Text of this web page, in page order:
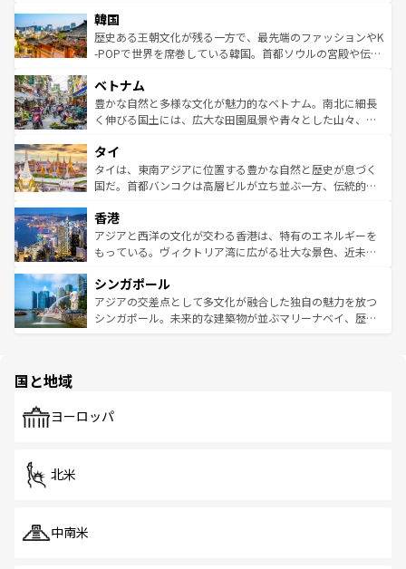
はコンテンツ一覧
いる。アクティビティも充実しており、サーフィンやダイ
ビング、ハイキングなど、アウトドア好きにはたまらな
い。オーストラリアの多彩な魅力を存分に味わいつくそ
参照してほしい。
ン）、静ひつな山岳地帯である台湾東部など、都市の喧騒
と山間の静けさが共存しており、訪れる人に新しい発見と
驚きをもたらしてくれる。また、奥深い台湾の食文化も魅
容にもいいと評判のスイーツなど、バラエティ豊かな料理
が味わえる。 なお、新着の台湾情報は コンテンツ一覧を参
照してほしい。
韓国
歴史ある王朝文化が残る一方で、最先端のファッションやK
-POPで世界を席巻している韓国。首都ソウルの宮殿や伝統
き、地方に足を延ばせば四季折々の自然美を楽しむことが
できる。そして、キムチや焼肉、絶品のストリートフード
まで、さまざまな韓国料理が待っている。夜には、韓国な
リティに包まれながら、韓国の多彩な魅力を心ゆくまで味
わってみてほしい。 なお、新着の韓国情報はコンテンツ一
覧を参照してほしい。
ベトナム
豊かな自然と多様な文化が魅力的なベトナム。南北に細長
く伸びる国土には、広大な田園風景や青々とした山々、世
急速な発展と共に伝統が息づく。ハノイの古い町並みやホ
ーチミン市のフランス統治時代の建物も、独特の雰囲気を
醸し出している。また、バラエティの豊かさとおいしさで
とつ。フォーやバインミー、ベトナムコーヒーなどは、ぜ
ひ現地で味わいたい。どの地域を訪れてもあたたかい人々
が旅行者を迎えてくれるので、きっと忘れられない旅にな
参照してほしい。
タイ
タイは、東南アジアに位置する豊かな自然と歴史が息づく
国だ。首都バンコクは高層ビルが立ち並ぶ一方、伝統的な
の活気が交差している。北部ではチェンマイなどの山岳地
帯で自然と触れ合い、南部ではプーケットやクラビの美し
いビーチでリゾート気分を楽しむことができる。タイ料理
激する。気候は一年中温暖で、どの季節にも異なる楽しみ
が待っている。親しみやすいタイの人々、仏教を中心とし
た文化、そして多様な観光資源が、訪れる旅人を魅了し続
香港
アジアと西洋の文化が交わる香港は、特有のエネルギーを
もっている。ヴィクトリア湾に広がる壮大な景色、近未来
み、どこを訪れても感動するはず。観光スポットが密集し
ており、効率よく見どころを回れるのも魅力。息をのむよ
うな絶景から文化的な体験まで、香港を存分に楽しみ尽く
シンガポール
アジアの交差点として多文化が融合した独自の魅力を放つ
シンガポール。未来的な建築物が並ぶマリーナベイ、歴史
で、ホーカーズは地元の風情を楽しめる外せないスポット
国と地域
ヨーロッパ
北米
中南米